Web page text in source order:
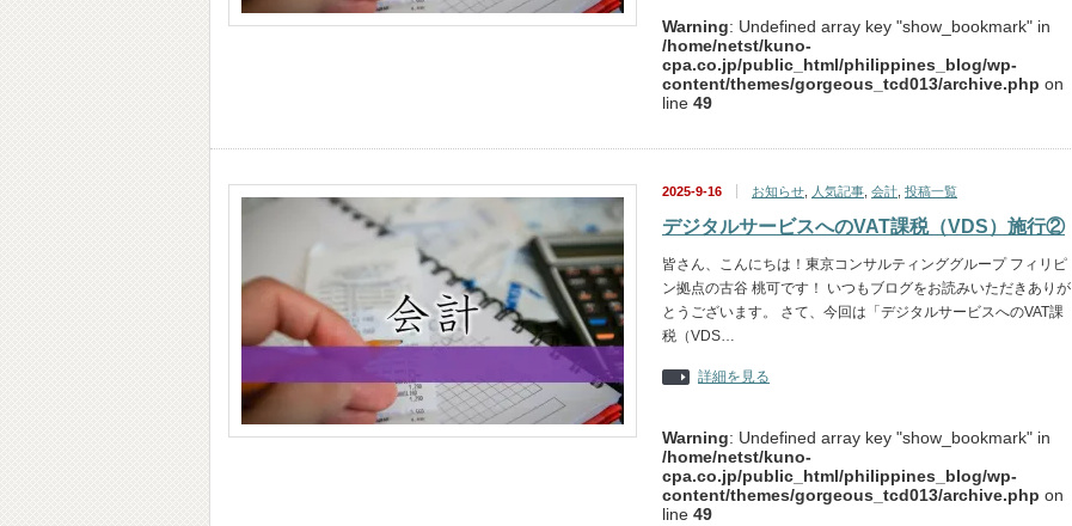
Warning: Undefined array key "show_bookmark" in
/home/netst/kuno-
cpa.co.jp/public_html/philippines_blog/wp-
content/themes/gorgeous_tcd013/archive.php on
line 49
2025-9-16 お知らせ 人気記事 会計 投稿一覧
デジタルサービスへのVAT課税（VDS）施行②
皆さん、こんにちは！東京コンサルティンググループ フィリピ
ン拠点の古谷 桃可です！ いつもブログをお読みいただきありが
とうございます。 さて、今回は「デジタルサービスへのVAT課
税（VDS…
詳細を見る
Warning: Undefined array key "show_bookmark" in
/home/netst/kuno-
cpa.co.jp/public_html/philippines_blog/wp-
content/themes/gorgeous_tcd013/archive.php on
line 49